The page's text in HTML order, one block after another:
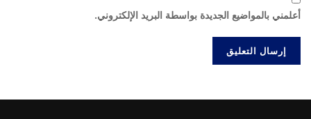
أعلمني بالمواضيع الجديدة بواسطة البريد الإلكتروني.